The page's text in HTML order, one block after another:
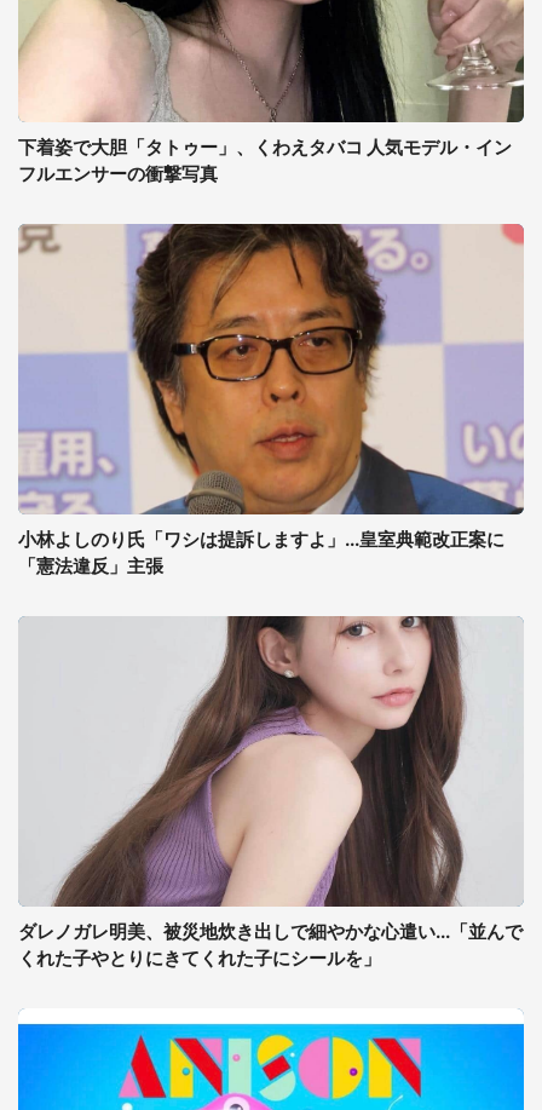
下着姿で大胆「タトゥー」、くわえタバコ 人気モデル・イン
フルエンサーの衝撃写真
小林よしのり氏「ワシは提訴しますよ」...皇室典範改正案に
「憲法違反」主張
ダレノガレ明美、被災地炊き出しで細やかな心遣い...「並んで
くれた子やとりにきてくれた子にシールを」